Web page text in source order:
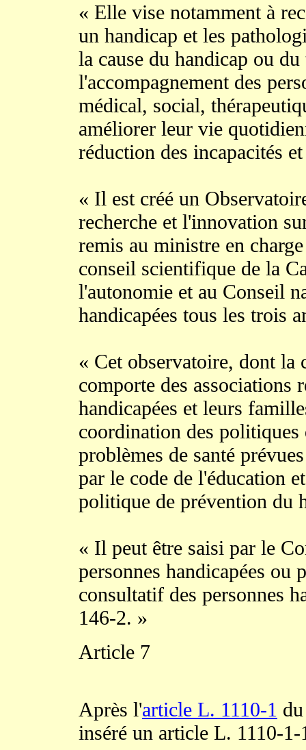
« Elle vise notamment à
un handicap et les
la cause du handicap ou
l'accompagnement des
médical, social,
améliorer leur vie
réduction des incapacités
« Il est créé un
recherche et l'innovation
remis au ministre en
conseil scientifique de la
l'autonomie et au Conseil
handicapées tous les trois
« Cet observatoire, dont la
comporte des associations
handicapées et leurs
coordination des politiques
problèmes de santé
par le code de l'éducation
politique de prévention du
« Il peut être saisi par le
personnes handicapées ou
consultatif des personnes
146-2. »
Article 7
Après l'article L. 1110-1
inséré un article L. 1110-